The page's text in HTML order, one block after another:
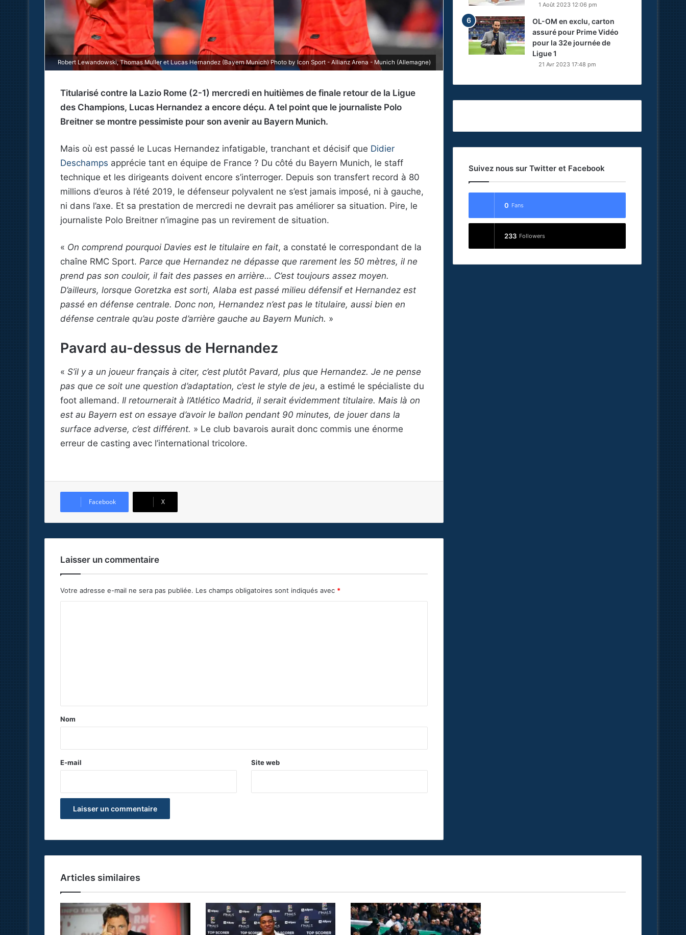
Robert Lewandowski, Thomas Muller et Lucas Hernandez (Bayern Munich) Photo by Icon Sport - Allianz Arena - Munich (Allemagne)
Titularisé contre la Lazio Rome (2-1) mercredi en huitièmes de finale retour de la Ligue
des Champions, Lucas Hernandez a encore déçu. A tel point que le journaliste Polo
Breitner se montre pessimiste pour son avenir au Bayern Munich.
Mais où est passé le Lucas Hernandez infatigable, tranchant et décisif que Didier
Deschamps apprécie tant en équipe de France ? Du côté du Bayern Munich, le staff
technique et les dirigeants doivent encore s’interroger. Depuis son transfert record à 80
millions d’euros à l’été 2019, le défenseur polyvalent ne s’est jamais imposé, ni à gauche,
ni dans l’axe. Et sa prestation de mercredi ne devrait pas améliorer sa situation. Pire, le
journaliste Polo Breitner n’imagine pas un revirement de situation.
« On comprend pourquoi Davies est le titulaire en fait, a constaté le correspondant de la
chaîne RMC Sport. Parce que Hernandez ne dépasse que rarement les 50 mètres, il ne
prend pas son couloir, il fait des passes en arrière… C’est toujours assez moyen.
D’ailleurs, lorsque Goretzka est sorti, Alaba est passé milieu défensif et Hernandez est
passé en défense centrale. Donc non, Hernandez n’est pas le titulaire, aussi bien en
défense centrale qu’au poste d’arrière gauche au Bayern Munich. »
Pavard au-dessus de Hernandez
« S’il y a un joueur français à citer, c’est plutôt Pavard, plus que Hernandez. Je ne pense
pas que ce soit une question d’adaptation, c’est le style de jeu, a estimé le spécialiste du
foot allemand. Il retournerait à l’Atlético Madrid, il serait évidemment titulaire. Mais là on
est au Bayern est on essaye d’avoir le ballon pendant 90 minutes, de jouer dans la
surface adverse, c’est différent. » Le club bavarois aurait donc commis une énorme
erreur de casting avec l’international tricolore.
Facebook X
Laisser un commentaire
Votre adresse e-mail ne sera pas publiée. Les champs obligatoires sont indiqués avec *
a
e
Nom
E-mail Site web
1 Août 2023 12:06 pm
OL-OM en exclu, carton
assuré pour Prime Vidéo
pour la 32e journée de
Ligue 1
21 Avr 2023 17:48 pm
Suivez nous sur Twitter et Facebook
0 Fans
233 Followers
Articles similaires